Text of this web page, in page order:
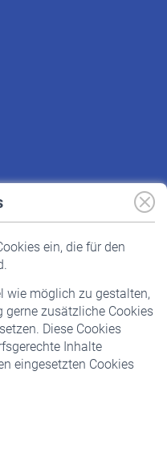
ein, die für den
wie möglich zu gestalten,
zusätzliche Cookies
Diese Cookies
Inhalte
eingesetzten Cookies